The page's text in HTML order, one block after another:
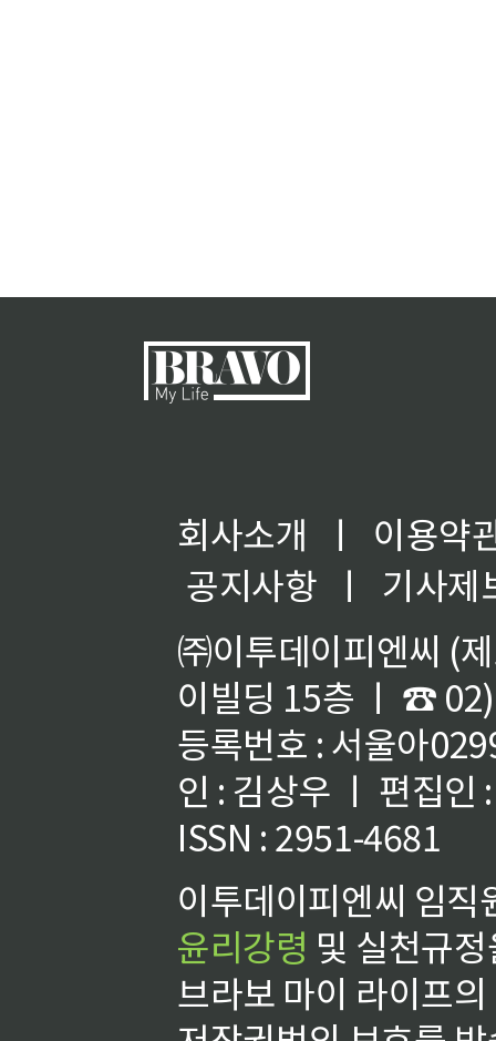
회사소개 ㅣ
이용약
공지사항
ㅣ
기사제
㈜이투데이피엔씨 (
이빌딩 15층 ㅣ ☎
등록번호 : 서울아
인 : 김상우 ㅣ 편집인
ISSN : 2951-4681
이투데이피엔씨 임
윤리강령 및 실천규
브라보 마이 라이프